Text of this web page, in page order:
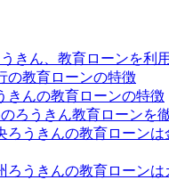
きん、教育ローンを利
の教育ローンの特徴
きんの教育ローンの特徴
ろうきん教育ローンを
ろうきんの教育ローンは
ろうきんの教育ローン